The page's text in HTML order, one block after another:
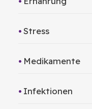
Stress
Medikamente
Infektionen